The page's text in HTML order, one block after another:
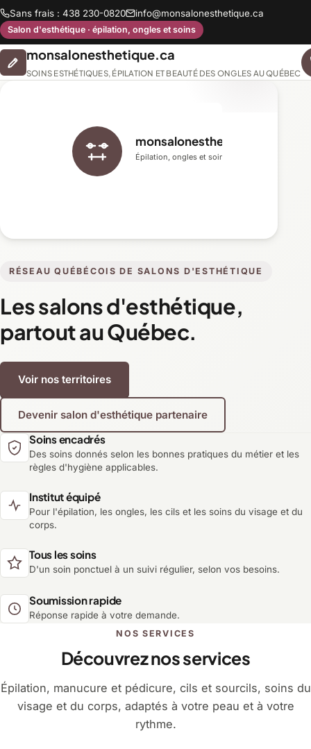
Sans frais : 438 230-0820 info@monsalonesthetique.ca
Salon d'esthétique · épilation, ongles et soins
monsalonesthetique.ca
SOINS ESTHÉTIQUES, ÉPILATION ET BEAUTÉ DES ONGLES AU QUÉBEC
RÉSEAU QUÉBÉCOIS DE SALONS D'ESTHÉTIQUE
Les salons d'esthétique,
partout au Québec.
Voir nos territoires
Devenir salon d'esthétique partenaire
monsalonesthetique.ca
Épilation, ongles et soins du visage
Soins encadrés
Des soins donnés selon les bonnes pratiques du métier et les
règles d'hygiène applicables.
Institut équipé
Pour l'épilation, les ongles, les cils et les soins du visage et du
corps.
Tous les soins
D'un soin ponctuel à un suivi régulier, selon vos besoins.
Soumission rapide
Réponse rapide à votre demande.
NOS SERVICES
Découvrez nos services
Épilation, manucure et pédicure, cils et sourcils, soins du
visage et du corps, adaptés à votre peau et à votre
rythme.